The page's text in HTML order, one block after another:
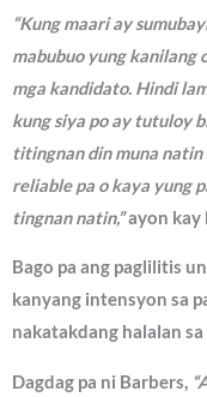
“Kung maari ay
mabubuo yung kanilang
mga kandidato. Hindi
kung siya po ay tutuloy
titingnan din muna natin
reliable pa o kaya yung
tingnan natin,”ayon kay
Bago pa ang paglilitis
kanyang intensyon sa
nakatakdang halalan
Dagdag pa ni Barbers,